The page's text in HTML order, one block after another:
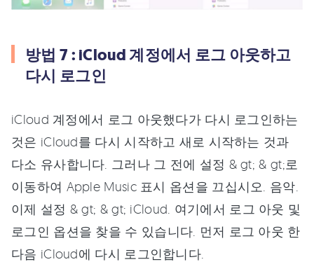
방법 7 : iCloud 계정에서 로그 아웃하고
다시 로그인
iCloud 계정에서 로그 아웃했다가 다시 로그인하는
것은 iCloud를 다시 시작하고 새로 시작하는 것과
다소 유사합니다. 그러나 그 전에 설정 & gt; & gt;로
이동하여 Apple Music 표시 옵션을 끄십시오. 음악.
이제 설정 & gt; & gt; iCloud. 여기에서 로그 아웃 및
로그인 옵션을 찾을 수 있습니다. 먼저 로그 아웃 한
다음 iCloud에 다시 로그인합니다.